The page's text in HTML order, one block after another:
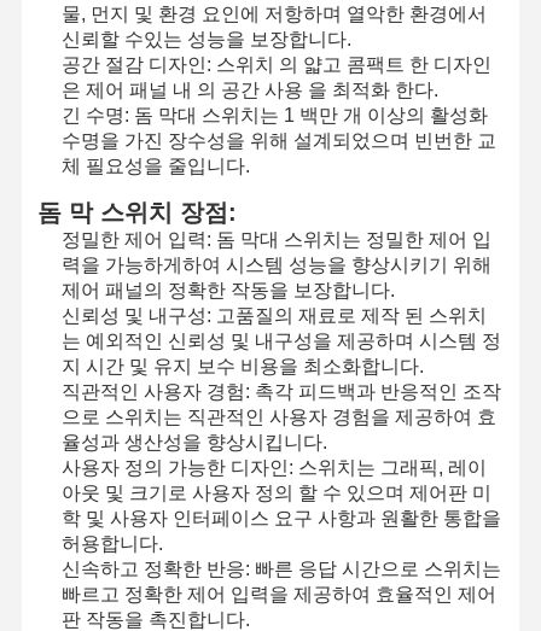
공장 투어 품질 관리 저희와 연락 뉴스
인용 을 요청
하십시오
맞춘 멤브레인 스위치
산업적 멤브레인 스위치
신축막 스위치
PCB 멤브레인 스위치
FPC 멤브레인 스위치
백라이트 멤브레인 스위치
물, 먼지 및 환경 요인에 저항하며 열악한 환경에서
신뢰할 수있는 성능을 보장합니다.
공간 절감 디자인: 스위치 의 얇고 콤팩트 한 디자인
은 제어 패널 내 의 공간 사용 을 최적화 한다.
긴 수명: 돔 막대 스위치는 1 백만 개 이상의 활성화
수명을 가진 장수성을 위해 설계되었으며 빈번한 교
체 필요성을 줄입니다.
돔 막 스위치 장점:
정밀한 제어 입력: 돔 막대 스위치는 정밀한 제어 입
력을 가능하게하여 시스템 성능을 향상시키기 위해
제어 패널의 정확한 작동을 보장합니다.
신뢰성 및 내구성: 고품질의 재료로 제작 된 스위치
는 예외적인 신뢰성 및 내구성을 제공하며 시스템 정
지 시간 및 유지 보수 비용을 최소화합니다.
직관적인 사용자 경험: 촉각 피드백과 반응적인 조작
으로 스위치는 직관적인 사용자 경험을 제공하여 효
율성과 생산성을 향상시킵니다.
사용자 정의 가능한 디자인: 스위치는 그래픽, 레이
아웃 및 크기로 사용자 정의 할 수 있으며 제어판 미
학 및 사용자 인터페이스 요구 사항과 원활한 통합을
허용합니다.
신속하고 정확한 반응: 빠른 응답 시간으로 스위치는
빠르고 정확한 제어 입력을 제공하여 효율적인 제어
판 작동을 촉진합니다.